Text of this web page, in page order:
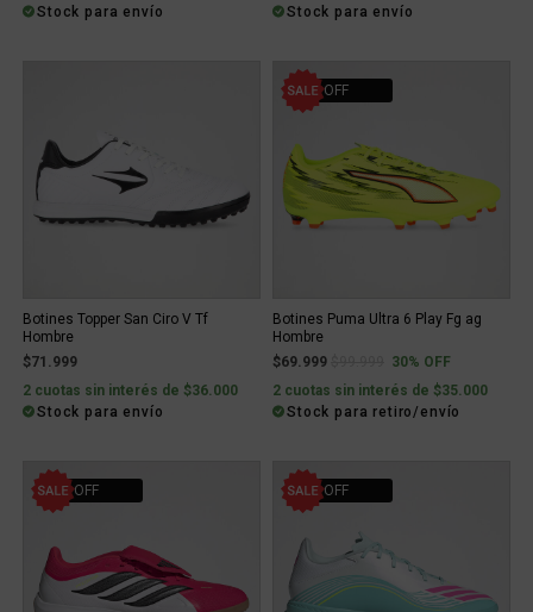
Stock para envío
Stock para envío
Botines Topper San Ciro V Tf
Hombre
$71.999
2 cuotas sin interés de $36.000
Stock para envío
30% OFF
Botines Puma Ultra 6 Play Fg ag
Hombre
$69.999
Price reduced from
to30% OFF
2 cuotas sin interés de $35.000
Stock para retiro/envío
30% OFF 30% OFF